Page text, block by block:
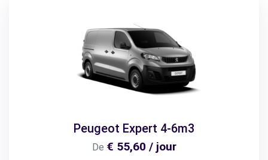
Peugeot Expert 4-6m3
De € 55,60 / jour